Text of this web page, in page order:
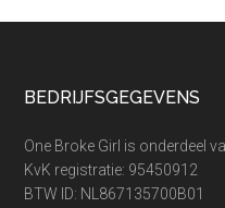
Footer
BEDRIJFSGEGEVENS
One Broke Girl is onderdeel
KvK registratie: 95450912
BTW ID: NL867135700B01